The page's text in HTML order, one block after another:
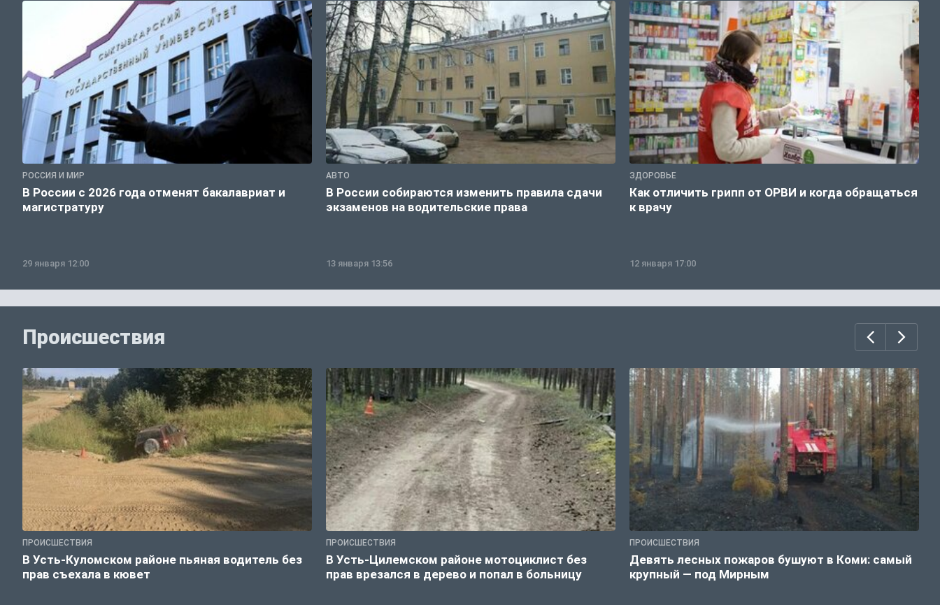
РОССИЯ И МИР
В России с 2026 года отменят бакалавриат и
магистратуру
29 января 12:00
АВТО
В России собираются изменить правила сдачи
экзаменов на водительские права
13 января 13:56
ЗДОРОВЬЕ
Как отличить грипп от ОРВИ и когда обращаться
к врачу
12 января 17:00
Происшествия
ПРОИСШЕСТВИЯ
В Усть-Куломском районе пьяная водитель без
прав съехала в кювет
ПРОИСШЕСТВИЯ
В Усть-Цилемском районе мотоциклист без
прав врезался в дерево и попал в больницу
ПРОИСШЕСТВИЯ
Девять лесных пожаров бушуют в Коми: самый
крупный — под Мирным